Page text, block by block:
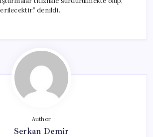
denildi.
Author
Serkan Demir